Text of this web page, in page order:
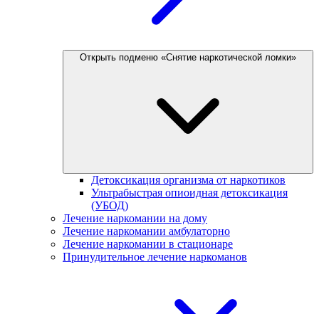
Открыть подменю «Снятие наркотической ломки»
Детоксикация организма от наркотиков
Ультрабыстрая опиоидная детоксикация
(УБОД)
Лечение наркомании на дому
Лечение наркомании амбулаторно
Лечение наркомании в стационаре
Принудительное лечение наркоманов